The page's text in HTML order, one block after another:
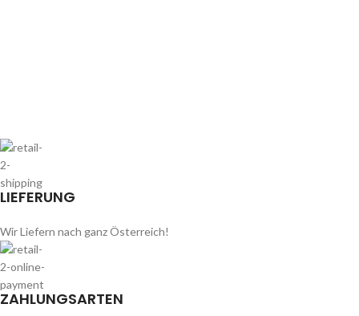
LIEFERUNG
Wir Liefern nach ganz Österreich!
ZAHLUNGSARTEN